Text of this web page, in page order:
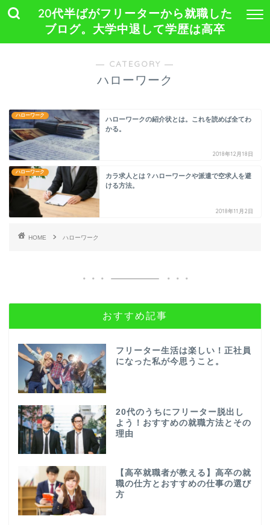
20代半ばがフリーターから就職した
ブログ。大学中退して学歴は高卒
― CATEGORY ―
ハローワーク
ハローワーク
ハローワークの紹介状とは。これを読めば全てわ
かる。
2018年12月18日
ハローワーク
カラ求人とは？ハローワークや派遣で空求人を避
ける方法。
2018年11月2日
HOME ハローワーク
おすすめ記事
フリーター生活は楽しい！正社員
になった私が今思うこと。
20代のうちにフリーター脱出し
よう！おすすめの就職方法とその
理由
【高卒就職者が教える】高卒の就
職の仕方とおすすめの仕事の選び
方